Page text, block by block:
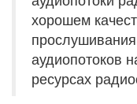
хорошем
аудиопотоков
ресурсах